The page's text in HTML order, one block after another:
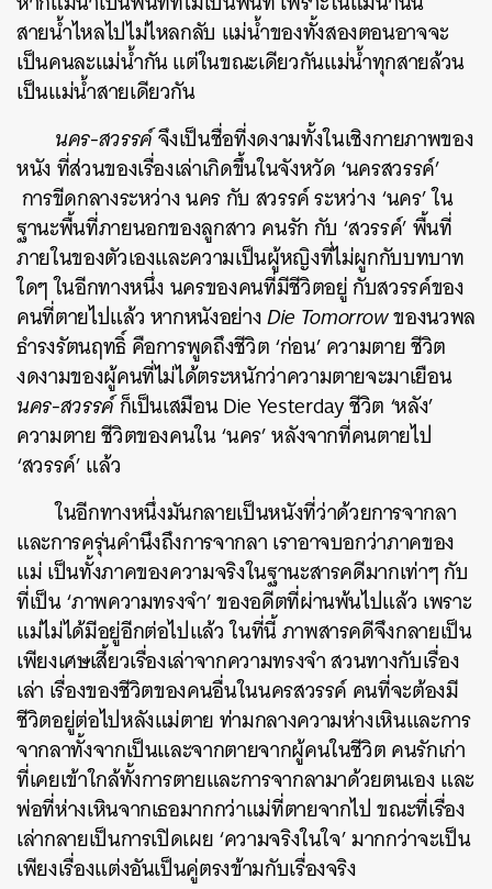
สายน้ำไหลไปไม่ไหลกลับ แม่น้ำของทั้งสองตอนอาจจะ
เป็นคนละแม่น้ำกัน แต่ในขณะเดียวกันแม่น้ำทุกสายล้วน
เป็นแม่น้ำสายเดียวกัน
นคร-สวรรค์จึงเป็นชื่อที่งดงามทั้งในเชิงกายภาพของ
หนัง ที่ส่วนของเรื่องเล่าเกิดขึ้นในจังหวัด ‘นครสวรรค์’
การขีดกลางระหว่าง นคร กับ สวรรค์ ระหว่าง ‘นคร’ ใน
ฐานะพื้นที่ภายนอกของลูกสาว คนรัก กับ ‘สวรรค์’ พื้นที่
ภายในของตัวเองและความเป็นผู้หญิงที่ไม่ผูกกับบทบาท
ใดๆ ในอีกทางหนึ่ง นครของคนที่มีชีวิตอยู่ กับสวรรค์ของ
คนที่ตายไปแล้ว หากหนังอย่างDie Tomorrowของนวพล
ธำรงรัตนฤทธิ์ คือการพูดถึงชีวิต ‘ก่อน’ ความตาย ชีวิต
งดงามของผู้คนที่ไม่ได้ตระหนักว่าความตายจะมาเยือน
นคร-สวรรค์ก็เป็นเสมือน Die Yesterday ชีวิต ‘หลัง’
ความตาย ชีวิตของคนใน ‘นคร’ หลังจากที่คนตายไป
‘สวรรค์’ แล้ว
ในอีกทางหนึ่งมันกลายเป็นหนังที่ว่าด้วยการจากลา
และการครุ่นคำนึงถึงการจากลา เราอาจบอกว่าภาคของ
แม่ เป็นทั้งภาคของความจริงในฐานะสารคดีมากเท่าๆ กับ
ที่เป็น ‘ภาพความทรงจำ’ ของอดีตที่ผ่านพ้นไปแล้ว เพราะ
แม่ไม่ได้มีอยู่อีกต่อไปแล้ว ในที่นี้ ภาพสารคดีจึงกลายเป็น
เพียงเศษเสี้ยวเรื่องเล่าจากความทรงจำ สวนทางกับเรื่อง
เล่า เรื่องของชีวิตของคนอื่นในนครสวรรค์ คนที่จะต้องมี
ชีวิตอยู่ต่อไปหลังแม่ตาย ท่ามกลางความห่างเหินและการ
จากลาทั้งจากเป็นและจากตายจากผู้คนในชีวิต คนรักเก่า
ที่เคยเข้าใกล้ทั้งการตายและการจากลามาด้วยตนเอง และ
พ่อที่ห่างเหินจากเธอมากกว่าแม่ที่ตายจากไป ขณะที่เรื่อง
เล่ากลายเป็นการเปิดเผย ‘ความจริงในใจ’ มากกว่าจะเป็น
เพียงเรื่องแต่งอันเป็นคู่ตรงข้ามกับเรื่องจริง